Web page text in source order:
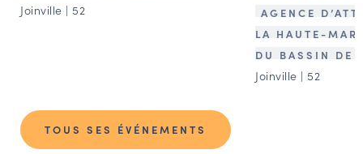
Joinville | 52
AGENCE
LA HAUTE-
DU BASSIN DE
Joinville | 52
TOUS SES ÉVÉNEMENTS